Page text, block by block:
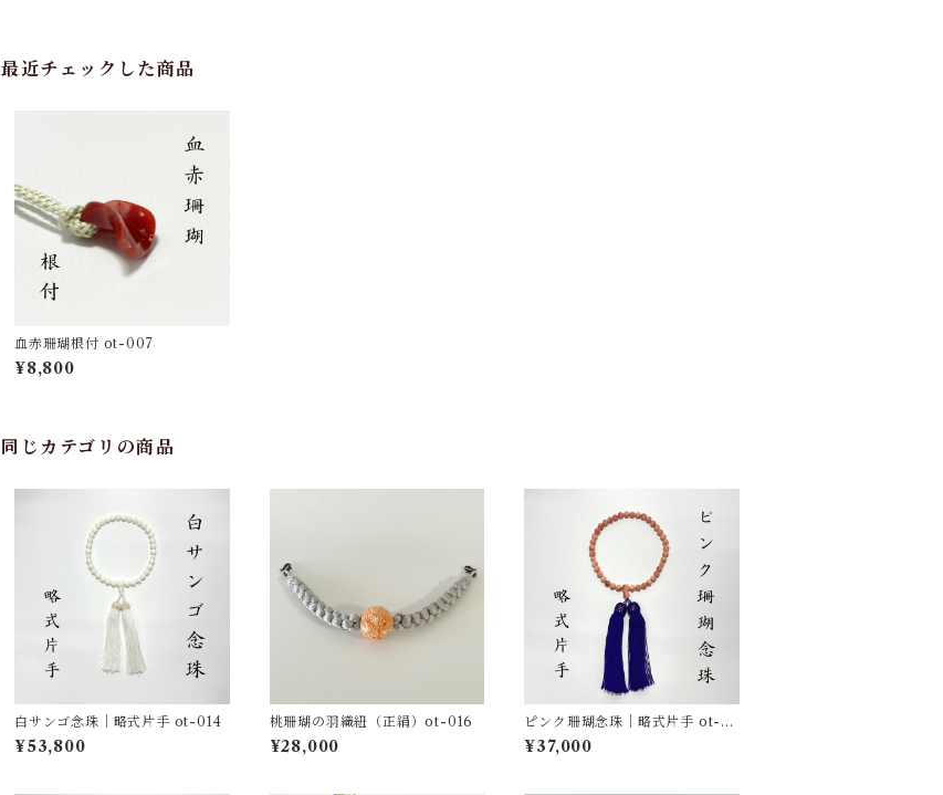
最近チェックした商品
血赤珊瑚根付 ot-007
¥8,800
同じカテゴリの商品
白サンゴ念珠｜略式片手 ot-014
¥53,800
桃珊瑚の羽織紐（正絹）ot-016
¥28,000
ピンク珊瑚念珠｜略式片手 ot-01
3
¥37,000